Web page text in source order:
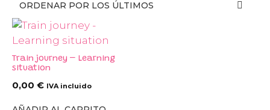
Train journey – Learning
situation
0,00 € IVA incluido